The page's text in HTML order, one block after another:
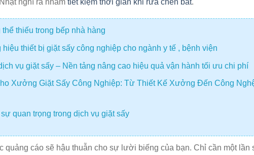
thiếu trong bếp nhà hàng
thiết bị giặt sấy công nghiệp cho ngành y tế , bệnh viện
vụ giặt sấy – Nền tảng nâng cao hiệu quả vận hành tối ưu chi phí
Xưởng Giặt Sấy Công Nghiệp: Từ Thiết Kế Xưởng Đến Công
quan trọng trong dịch vụ giặt sấy
quảng cáo sẽ hậu thuẫn cho sự lười biếng của bạn. Chỉ cần một lần